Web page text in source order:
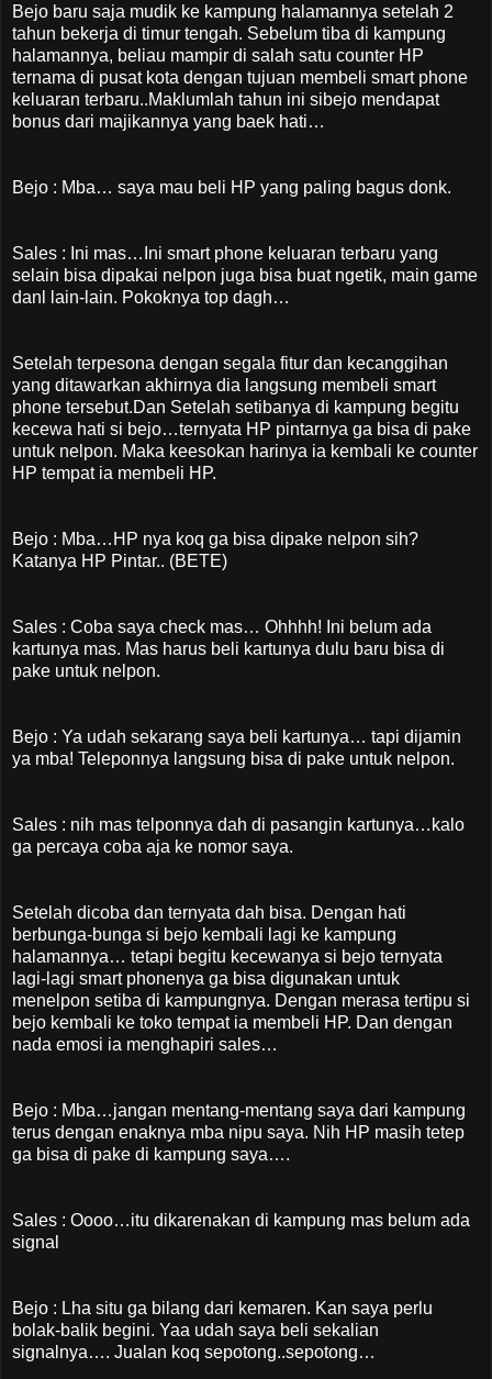
Bejo baru saja mudik ke kampung halamannya setelah 2
tahun bekerja di timur tengah. Sebelum tiba di kampung
halamannya, beliau mampir di salah satu counter HP
ternama di pusat kota dengan tujuan membeli smart phone
keluaran terbaru..Maklumlah tahun ini sibejo mendapat
bonus dari majikannya yang baek hati…
Bejo : Mba… saya mau beli HP yang paling bagus donk.
Sales : Ini mas…Ini smart phone keluaran terbaru yang
selain bisa dipakai nelpon juga bisa buat ngetik, main game
danl lain-lain. Pokoknya top dagh…
Setelah terpesona dengan segala fitur dan kecanggihan
yang ditawarkan akhirnya dia langsung membeli smart
phone tersebut.Dan Setelah setibanya di kampung begitu
kecewa hati si bejo…ternyata HP pintarnya ga bisa di pake
untuk nelpon. Maka keesokan harinya ia kembali ke counter
HP tempat ia membeli HP.
Bejo : Mba…HP nya koq ga bisa dipake nelpon sih?
Katanya HP Pintar.. (BETE)
Sales : Coba saya check mas… Ohhhh! Ini belum ada
kartunya mas. Mas harus beli kartunya dulu baru bisa di
pake untuk nelpon.
Bejo : Ya udah sekarang saya beli kartunya… tapi dijamin
ya mba! Teleponnya langsung bisa di pake untuk nelpon.
Sales : nih mas telponnya dah di pasangin kartunya…kalo
ga percaya coba aja ke nomor saya.
Setelah dicoba dan ternyata dah bisa. Dengan hati
berbunga-bunga si bejo kembali lagi ke kampung
halamannya… tetapi begitu kecewanya si bejo ternyata
lagi-lagi smart phonenya ga bisa digunakan untuk
menelpon setiba di kampungnya. Dengan merasa tertipu si
bejo kembali ke toko tempat ia membeli HP. Dan dengan
nada emosi ia menghapiri sales…
Bejo : Mba…jangan mentang-mentang saya dari kampung
terus dengan enaknya mba nipu saya. Nih HP masih tetep
ga bisa di pake di kampung saya….
Sales : Oooo…itu dikarenakan di kampung mas belum ada
signal
Bejo : Lha situ ga bilang dari kemaren. Kan saya perlu
bolak-balik begini. Yaa udah saya beli sekalian
signalnya…. Jualan koq sepotong..sepotong…